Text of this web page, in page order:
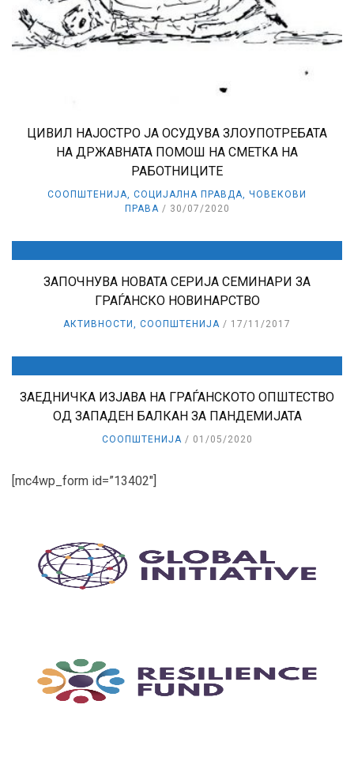
ЦИВИЛ НАЈОСТРО ЈА ОСУДУВА ЗЛОУПОТРЕБАТА
НА ДРЖАВНАТА ПОМОШ НА СМЕТКА НА
РАБОТНИЦИТЕ
СООПШТЕНИЈА СОЦИЈАЛНА ПРАВДА
ЧОВЕКОВИ
ПРАВА
30/07/2020
ЗАПОЧНУВА НОВАТА СЕРИЈА СЕМИНАРИ ЗА
ГРАЃАНСКО НОВИНАРСТВО
АКТИВНОСТИ СООПШТЕНИЈА 17/11/2017
ЗАЕДНИЧКА ИЗЈАВА НА ГРАЃАНСКОТО ОПШТЕСТВО
ОД ЗАПАДЕН БАЛКАН ЗА ПАНДЕМИЈАТА
СООПШТЕНИЈА 01/05/2020
[mc4wp_form id=”13402″]